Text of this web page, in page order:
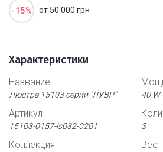
-15% от 50 000 грн
Характеристики
Название
Люстра 15103 серии "ЛУВР"
Артикул
15103-0157-ls032-0201
Коллекция
40 W
3
Вес